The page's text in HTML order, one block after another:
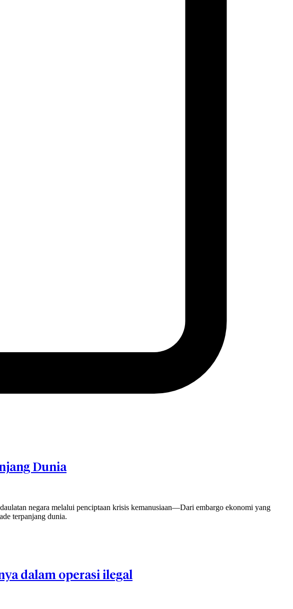
Dunia
negara melalui penciptaan krisis kemanusiaan—Dari embargo ekonomi yang
terpanjang dunia.
dalam operasi ilegal